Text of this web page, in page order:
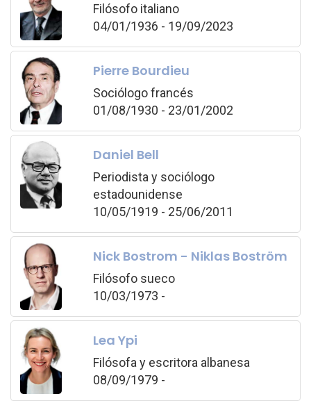
Filósofo italiano
04/01/1936 - 19/09/2023
Pierre Bourdieu
Sociólogo francés
01/08/1930 - 23/01/2002
Daniel Bell
Periodista y sociólogo
estadounidense
10/05/1919 - 25/06/2011
Nick Bostrom - Niklas Boström
Filósofo sueco
10/03/1973 -
Lea Ypi
Filósofa y escritora albanesa
08/09/1979 -